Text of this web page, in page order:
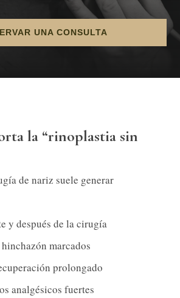
UNA CONSULTA
la “rinoplastia sin
de nariz suele generar
y después de la cirugía
marcados
prolongado
analgésicos fuertes